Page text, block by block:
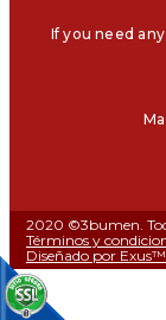
If you need
2020 ©3bumen.
Términos y
Diseñado por Exus™